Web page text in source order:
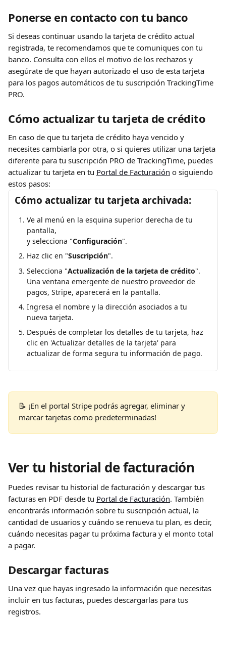
Ponerse en contacto con tu banco
Si deseas continuar usando la tarjeta de crédito actual
registrada, te recomendamos que te comuniques con tu
banco. Consulta con ellos el motivo de los rechazos y
asegúrate de que hayan autorizado el uso de esta tarjeta
para los pagos automáticos de tu suscripción TrackingTime
PRO.
Cómo actualizar tu tarjeta de crédito
En caso de que tu tarjeta de crédito haya vencido y
necesites cambiarla por otra, o si quieres utilizar una tarjeta
diferente para tu suscripción PRO de TrackingTime, puedes
actualizar tu tarjeta en tu Portal de Facturación o siguiendo
estos pasos:
Cómo actualizar tu tarjeta archivada:
Ve al menú en la esquina superior derecha de tu
pantalla,
y selecciona "Configuración".
Haz clic en "Suscripción".
Selecciona "Actualización de la tarjeta de crédito".
Una ventana emergente de nuestro proveedor de
pagos, Stripe, aparecerá en la pantalla.
Ingresa el nombre y la dirección asociados a tu
nueva tarjeta.
Después de completar los detalles de tu tarjeta, haz
clic en 'Actualizar detalles de la tarjeta' para
actualizar de forma segura tu información de pago.
📝 ¡En el portal Stripe podrás agregar, eliminar y
marcar tarjetas como predeterminadas!
Ver tu historial de facturación
Puedes revisar tu historial de facturación y descargar tus
facturas en PDF desde tu Portal de Facturación. También
encontrarás información sobre tu suscripción actual, la
cantidad de usuarios y cuándo se renueva tu plan, es decir,
cuándo necesitas pagar tu próxima factura y el monto total
a pagar.
Descargar facturas
Una vez que hayas ingresado la información que necesitas
incluir en tus facturas, puedes descargarlas para tus
registros.